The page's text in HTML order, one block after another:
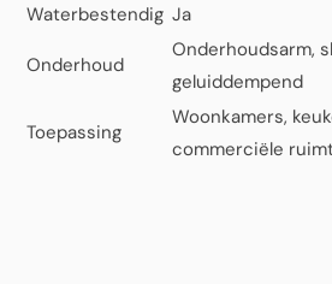
Waterbestendig Ja
Onderhoud
Onderhoudsarm,
geluiddempend
Toepassing
Woonkamers,
commerciële